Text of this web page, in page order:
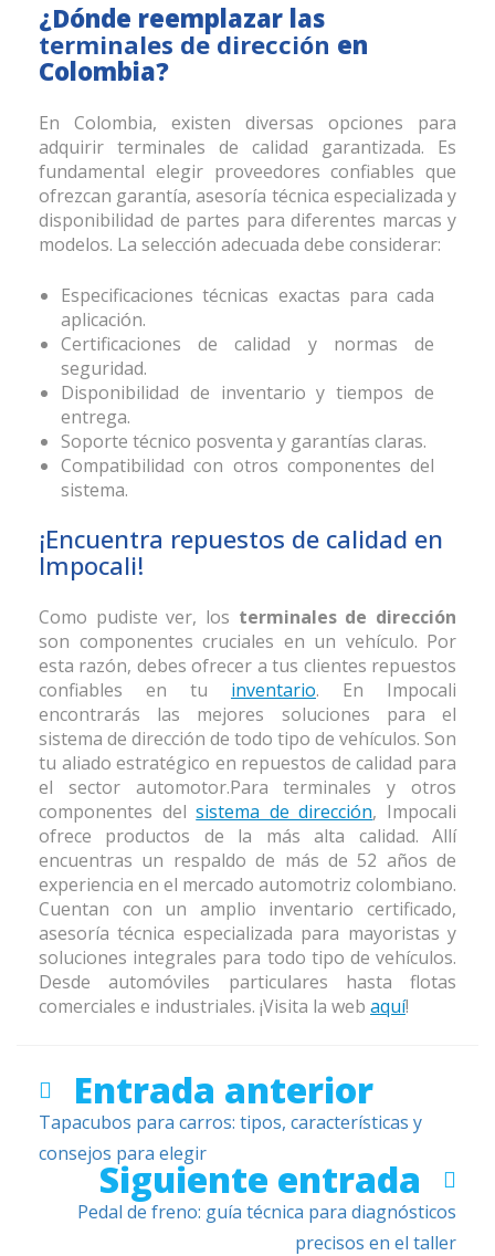
¿Dónde reemplazar las
terminales de dirección en
Colombia?
En Colombia, existen diversas opciones para
adquirir terminales de calidad garantizada. Es
fundamental elegir proveedores confiables que
ofrezcan garantía, asesoría técnica especializada y
disponibilidad de partes para diferentes marcas y
modelos. La selección adecuada debe considerar:
Especificaciones técnicas exactas para cada
aplicación.
Certificaciones de calidad y normas de
seguridad.
Disponibilidad de inventario y tiempos de
entrega.
Soporte técnico posventa y garantías claras.
Compatibilidad con otros componentes del
sistema.
¡Encuentra repuestos de calidad en
Impocali!
Como pudiste ver, los terminales de dirección
son componentes cruciales en un vehículo. Por
esta razón, debes ofrecer a tus clientes repuestos
confiables en tu inventario. En Impocali
encontrarás las mejores soluciones para el
sistema de dirección de todo tipo de vehículos. Son
tu aliado estratégico en repuestos de calidad para
el sector automotor.Para terminales y otros
componentes delsistema de dirección, Impocali
ofrece productos de la más alta calidad. Allí
encuentras un respaldo de más de 52 años de
experiencia en el mercado automotriz colombiano.
Cuentan con un amplio inventario certificado,
asesoría técnica especializada para mayoristas y
soluciones integrales para todo tipo de vehículos.
Desde automóviles particulares hasta flotas
comerciales e industriales. ¡Visita la web aquí!
Entrada anterior
Tapacubos para carros: tipos, características y
consejos para elegir
Siguiente entrada
Pedal de freno: guía técnica para diagnósticos
precisos en el taller